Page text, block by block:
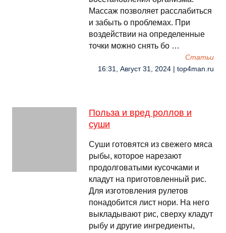
Массаж позволяет расслабиться
и забыть о проблемах. При
воздействии на определенные
точки можно снять бо …
Cтатьи
16:31, Август 31, 2024 | top4man.ru
Польза и вред роллов и
суши
Суши готовятся из свежего мяса
рыбы, которое нарезают
продолговатыми кусочками и
кладут на приготовленный рис.
Для изготовления рулетов
понадобится лист нори. На него
выкладывают рис, сверху кладут
рыбу и другие ингредиенты,